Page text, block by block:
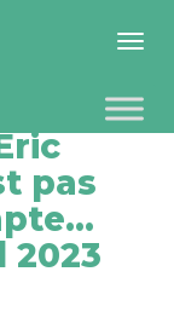
Toggle
pas
2023